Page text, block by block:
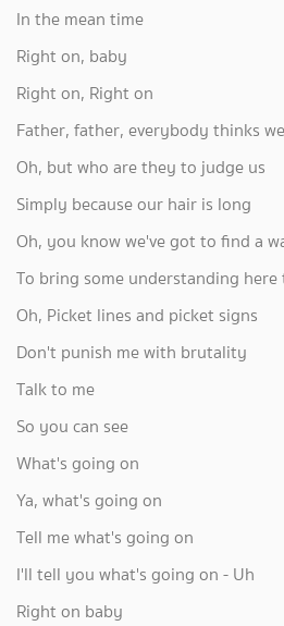
In the mean time
Right on, baby
Right on, Right on
Father, father, everybody thinks
Oh, but who are they to judge us
Simply because our hair is long
Oh, you know we've got to find a
To bring some understanding here
Oh, Picket lines and picket signs
Don't punish me with brutality
Talk to me
So you can see
What's going on
Ya, what's going on
Tell me what's going on
I'll tell you what's going on - Uh
Right on baby